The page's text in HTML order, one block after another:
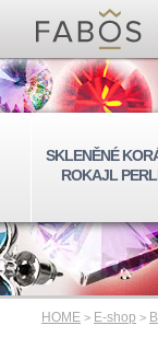
SKLENĚNÉ
ROKAJL
HOME > E-shop >